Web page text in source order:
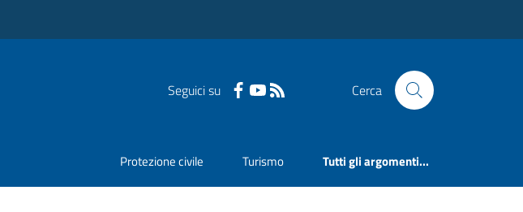
Seguici su Cerca
Protezione civile Turismo Tutti gli argomenti...